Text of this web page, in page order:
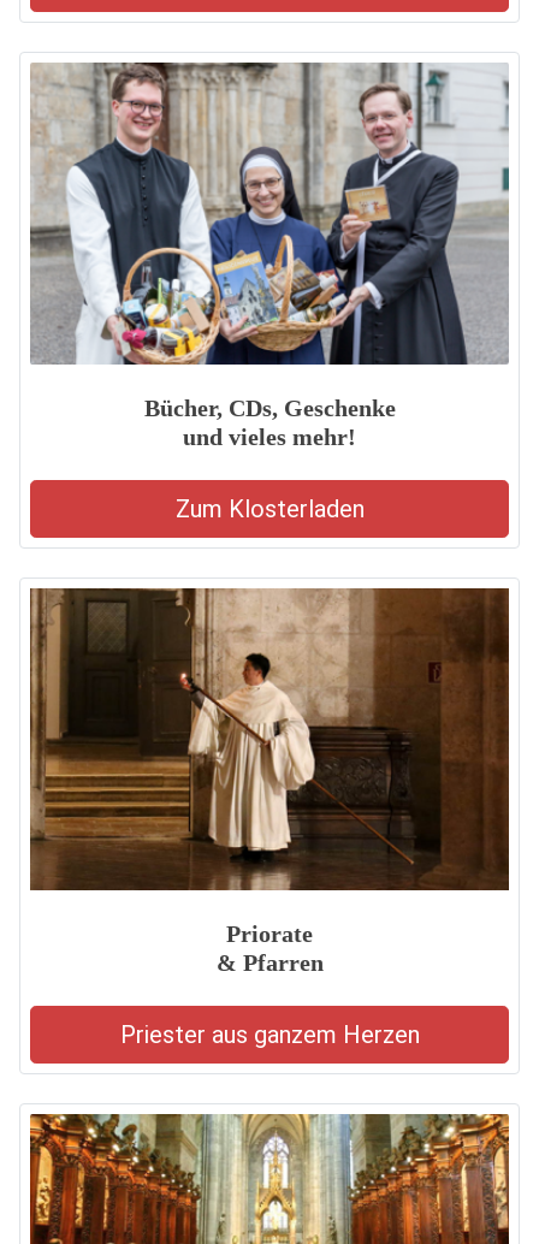
Bücher, CDs, Geschenke
und vieles mehr!
Zum Klosterladen
Priorate
& Pfarren
Priester aus ganzem Herzen